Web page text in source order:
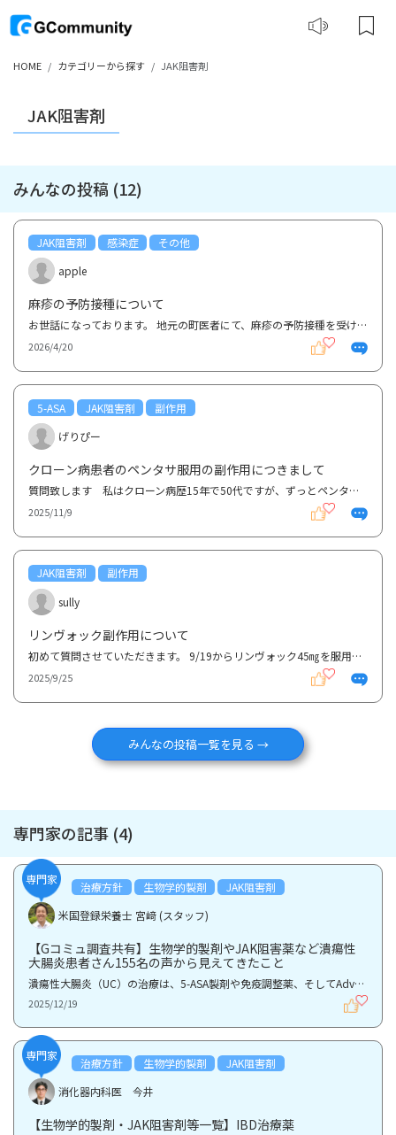
HOME カテゴリーから探す JAK阻害剤
JAK阻害剤
みんなの投稿 (12)
JAK阻害剤 感染症
その他
apple
麻疹の予防接種について
お世話になっております。 地元の町医者にて、麻疹の予防接種を受けようか検討しています。理由としま...
2026/4/20
5-ASA JAK阻害剤
副作用
げりぴー
クローン病患者のペンタサ服用の副作用につきまして
質問致します 私はクローン病歴15年で50代ですが、ずっとペンタサを服用しています。最近クローン病を...
2025/11/9
JAK阻害剤
副作用
sully
リンヴォック副作用について
初めて質問させていただきます。 9/19からリンヴォック45㎎を服用しています。 強い薬と分かってい...
2025/9/25
みんなの投稿一覧を見る →
専門家の記事 (4)
専門家
治療方針 生物学的製剤
JAK阻害剤
米国登録栄養士 宮﨑 (スタッフ)
【Gコミュ調査共有】生物学的製剤やJAK阻害薬など潰瘍性
大腸炎患者さん155名の声から見えてきたこと
潰瘍性大腸炎（UC）の治療は、5-ASA製剤や免疫調整薬、そしてAdvanced Therapy（AT：生物学的製剤やJAK...
2025/12/19
専門家
治療方針 生物学的製剤
JAK阻害剤
消化器内科医 今井
【生物学的製剤・JAK阻害剤等一覧】IBD治療薬